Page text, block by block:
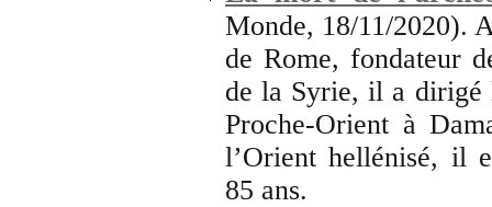
Monde, 18/11/2020).
de Rome, fondateur
de la Syrie, il a dirigé
Proche-Orient à
l’Orient hellénisé, il
85 ans.